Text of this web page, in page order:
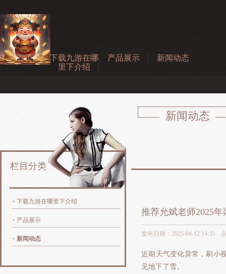
首页
下载九游在哪
里下介绍
产品展示 新闻动态
栏目分类
下载九游在哪里下介绍
产品展示
新闻动态
新闻动态
推荐允斌老师2025
发布日期：2025-04-12 14:35
近期天气变化异常，刷小
见地下了雪。